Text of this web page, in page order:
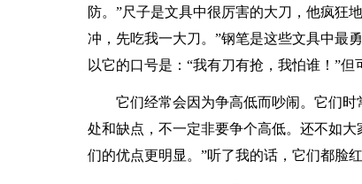
防。”尺子是文具中很厉害的大刀，他疯狂
冲，先吃我一大刀。”钢笔是这些文具中最
以它的口号是：“我有刀有抢，我怕谁！”但
它们经常会因为争高低而吵闹。它们
处和缺点，不一定非要争个高低。还不如
们的优点更明显。”听了我的话，它们都脸红